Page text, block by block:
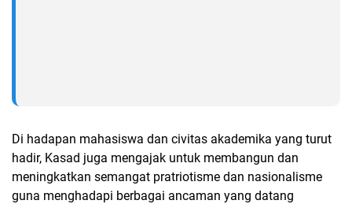
Di hadapan mahasiswa dan civitas akademika yang turut
hadir, Kasad juga mengajak untuk membangun dan
meningkatkan semangat pratriotisme dan nasionalisme
guna menghadapi berbagai ancaman yang datang